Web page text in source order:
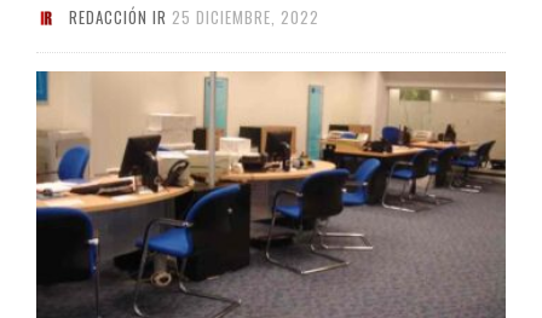
REDACCIÓN IR 25 DICIEMBRE, 2022